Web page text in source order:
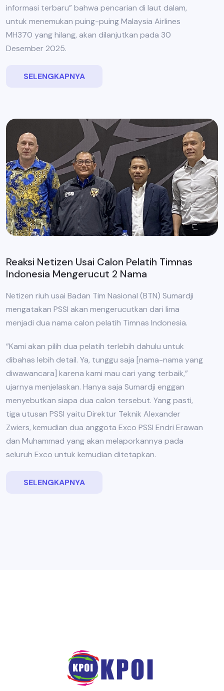
informasi terbaru” bahwa pencarian di laut dalam,
untuk menemukan puing-puing Malaysia Airlines
MH370 yang hilang, akan dilanjutkan pada 30
Desember 2025.
SELENGKAPNYA
Reaksi Netizen Usai Calon Pelatih Timnas
Indonesia Mengerucut 2 Nama
Netizen riuh usai Badan Tim Nasional (BTN) Sumardji
mengatakan PSSI akan mengerucutkan dari lima
menjadi dua nama calon pelatih Timnas Indonesia.
”Kami akan pilih dua pelatih terlebih dahulu untuk
dibahas lebih detail. Ya, tunggu saja [nama-nama yang
diwawancara] karena kami mau cari yang terbaik,”
ujarnya menjelaskan. Hanya saja Sumardji enggan
menyebutkan siapa dua calon tersebut. Yang pasti,
tiga utusan PSSI yaitu Direktur Teknik Alexander
Zwiers, kemudian dua anggota Exco PSSI Endri Erawan
dan Muhammad yang akan melaporkannya pada
seluruh Exco untuk kemudian ditetapkan.
SELENGKAPNYA